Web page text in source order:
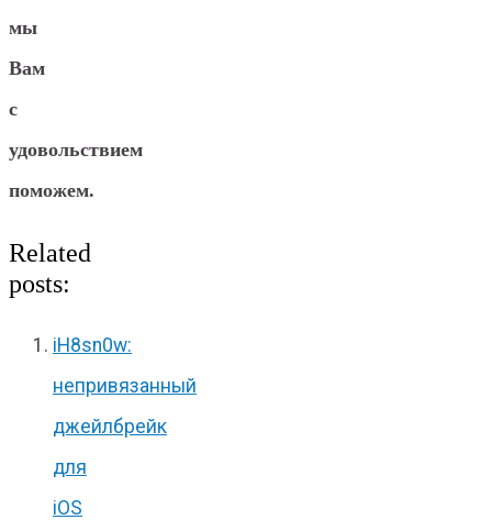
мы
Вам
с
удовольствием
поможем.
Related
posts:
iH8sn0w:
непривязанный
джейлбрейк
для
iOS